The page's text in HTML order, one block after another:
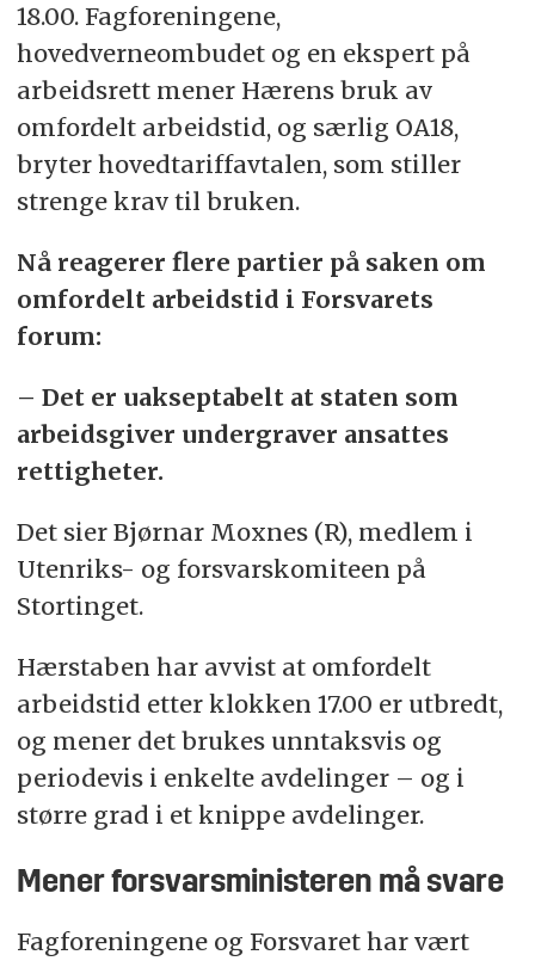
18.00. Fagforeningene,
hovedverneombudet og en ekspert på
arbeidsrett mener Hærens bruk av
omfordelt arbeidstid, og særlig OA18,
bryter hovedtariffavtalen, som stiller
strenge krav til bruken.
Nå reagerer flere partier på saken om
omfordelt arbeidstid i Forsvarets
forum:
– Det er uakseptabelt at staten som
arbeidsgiver undergraver ansattes
rettigheter.
Det sier Bjørnar Moxnes (R), medlem i
Utenriks- og forsvarskomiteen på
Stortinget.
Hærstaben har avvist at omfordelt
arbeidstid etter klokken 17.00 er utbredt,
og mener det brukes unntaksvis og
periodevis i enkelte avdelinger – og i
større grad i et knippe avdelinger.
Mener forsvarsministeren må svare
Fagforeningene og Forsvaret har vært